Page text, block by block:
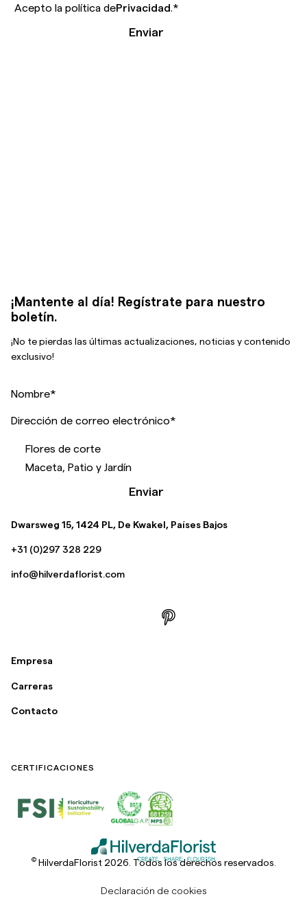
Acepto la política dePrivacidad.*
Enviar
¡Mantente al día! Regístrate para nuestro
boletín.
¡No te pierdas las últimas actualizaciones, noticias y contenido
exclusivo!
Nombre*
Dirección de correo electrónico*
Flores de corte
Maceta, Patio y Jardín
Enviar
Dwarsweg 15, 1424 PL, De Kwakel, Países Bajos
+31 (0)297 328 229
info@hilverdaflorist.com
Empresa
Carreras
Contacto
CERTIFICACIONES
©HilverdaFlorist 2026. Todos los derechos reservados.
Declaración de cookies